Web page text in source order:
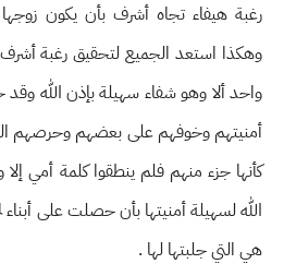
رغبة هيفاء تجاه أشرف بأن يكون
وهكذا استعد الجميع لتحقيق رغبة أشرف
واحد ألا وهو شفاء سهيلة بإذن الله
أمنيتهم وخوفهم على بعضهم وحرصهم
كأنها جزء منهم فلم ينطقوا كلمة أمي
الله لسهيلة أمنيتها بأن حصلت على
هي التي جلبتها لها .